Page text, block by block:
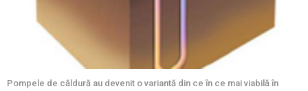
Pompele de căldură au devenit o variantă din ce în ce mai viabilă în